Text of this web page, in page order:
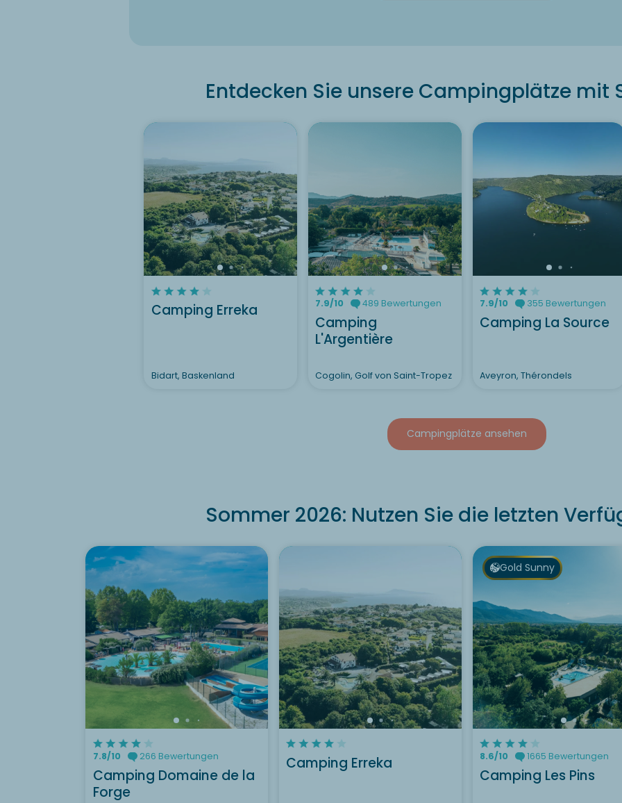
Entdecken Sie unsere Campingplätze mit
Camping Erreka
Bidart, Baskenland
7.9/10 489 Bewertungen
Camping
L'Argentière
Cogolin, Golf von Saint-Tropez
7.9/10 355 Bewertungen
Camping La Source
Aveyron, Thérondels
Campingplätze ansehen
Sommer 2026: Nutzen Sie die letzten
7.8/10 266 Bewertungen
Camping Domaine de la
Forge
Camping Erreka
Gold Sunny
8.6/10 1665 Bewertungen
Camping Les Pins